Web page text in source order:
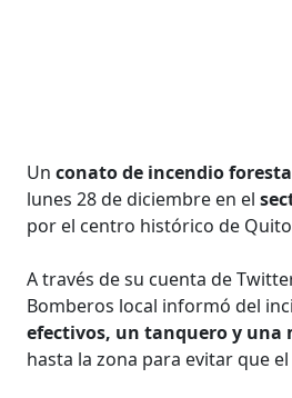
Unconato de incendio
lunes 28 de diciembre en el
por el centro histórico de
A través de su cuenta de
Bomberos local informó del
efectivos, un tanquero y una
hasta la zona para evitar que